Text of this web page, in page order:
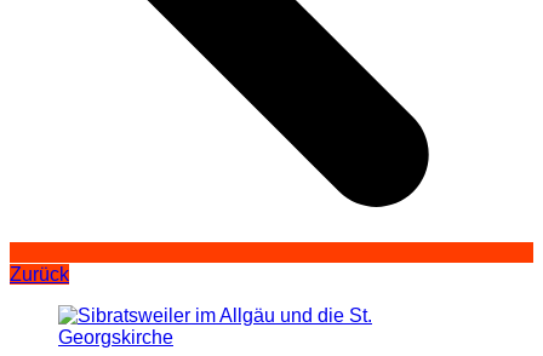
Zurück